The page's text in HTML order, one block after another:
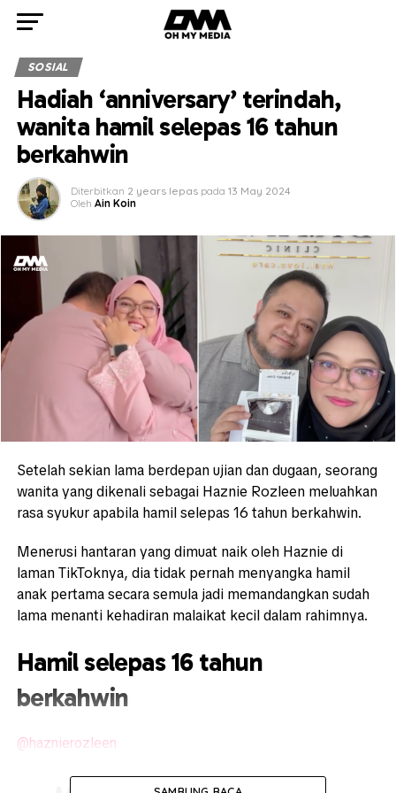
SOSIAL
Hadiah ‘anniversary’ terindah,
wanita hamil selepas 16 tahun
berkahwin
Diterbitkan 2 years lepas pada 13 May 2024
Oleh Ain Koin
Setelah sekian lama berdepan ujian dan dugaan, seorang
wanita yang dikenali sebagai Haznie Rozleen meluahkan
rasa syukur apabila hamil selepas 16 tahun berkahwin.
Menerusi hantaran yang dimuat naik oleh Haznie di
laman TikToknya, dia tidak pernah menyangka hamil
anak pertama secara semula jadi memandangkan sudah
lama menanti kehadiran malaikat kecil dalam rahimnya.
Hamil selepas 16 tahun
berkahwin
@haznierozleen